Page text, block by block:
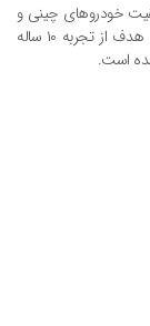
خودروهای چینی و
ایرانی و قیمت رقابتی ایجاد شده است که برای تحقق این هدف از تجربه ۱۰ ساله
است.